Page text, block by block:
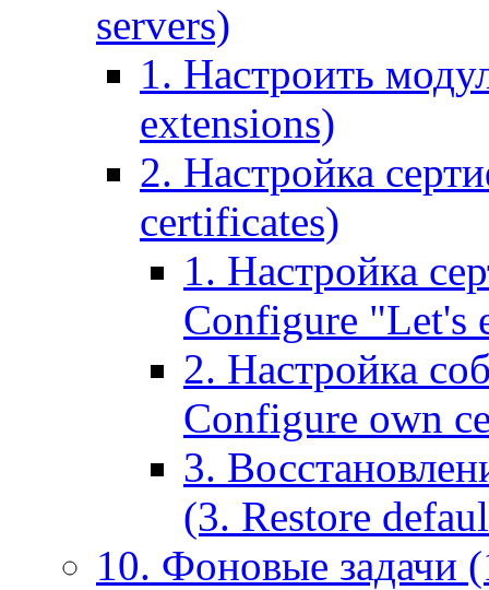
servers)
1. Настроить
extensions)
2. Настройка
certificates)
1. Настройка
Configure "Let's
2. Настройка
Configure own
3.
(3. Restore
10. Фоновые задачи